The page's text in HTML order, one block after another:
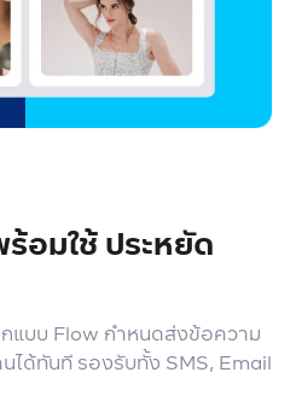
อมใช้ประหยัด
แบบ Flow กำหนดส่งข้อความ
ได้ทันที รองรับทั้ง SMS, Email